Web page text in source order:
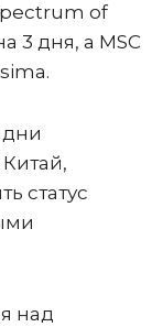
of
3 дня, а MSC
статус
над